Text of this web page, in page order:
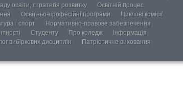
освіти, стратегія розвитку
Освітній процес
Освітньо-професійні програми
Циклові комісії
і спорт
Нормативно-правове забезпечення
Студенту Про коледж
Інформація
вибіркових дисциплін
Патріотичне виховання